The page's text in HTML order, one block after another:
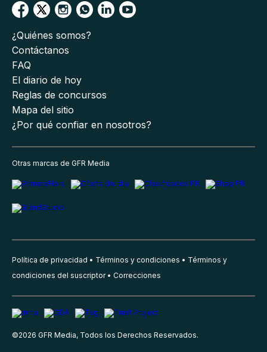
¿Quiénes somos?
Contáctanos
FAQ
El diario de hoy
Reglas de concursos
Mapa del sitio
¿Por qué confiar en nosotros?
Otras marcas de GFR Media
Política de privacidad Términos y condiciones
Términos y
condiciones del suscriptor
Correcciones
©2026 GFR Media, Todos los Derechos Reservados.